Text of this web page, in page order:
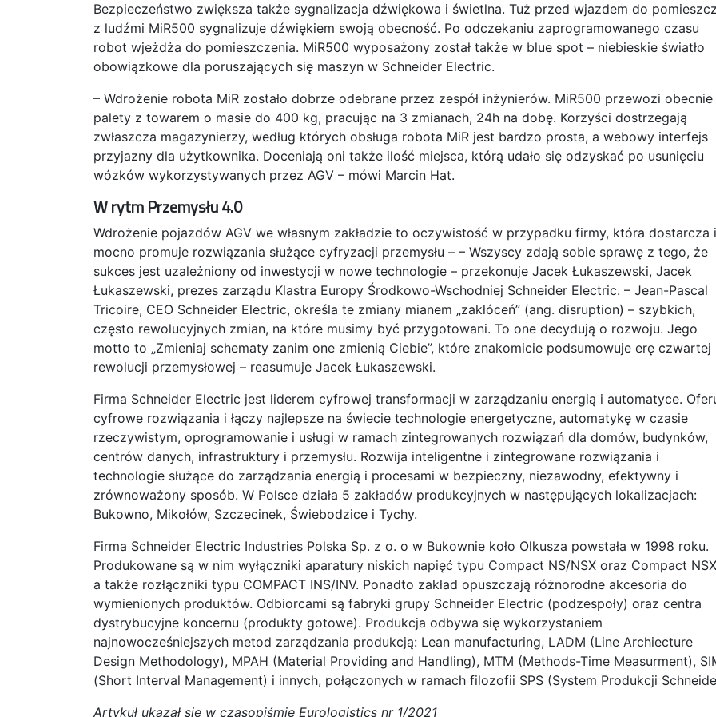
Bezpieczeństwo zwiększa także sygnalizacja dźwiękowa i świetlna. Tuż przed wjazdem do
z ludźmi MiR500 sygnalizuje dźwiękiem swoją obecność. Po odczekaniu zaprogramowanego czasu
robot wjeżdża do pomieszczenia. MiR500 wyposażony został także w blue spot – niebieskie światło
obowiązkowe dla poruszających się maszyn w Schneider Electric.
– Wdrożenie robota MiR zostało dobrze odebrane przez zespół inżynierów. MiR500 przewozi obecnie
palety z towarem o masie do 400 kg, pracując na 3 zmianach, 24h na dobę. Korzyści dostrzegają
zwłaszcza magazynierzy, według których obsługa robota MiR jest bardzo prosta, a webowy interfejs
przyjazny dla użytkownika. Doceniają oni także ilość miejsca, którą udało się odzyskać po usunięciu
wózków wykorzystywanych przez AGV – mówi Marcin Hat.
W rytm Przemysłu 4.0
Wdrożenie pojazdów AGV we własnym zakładzie to oczywistość w przypadku firmy, która dostarcza i
mocno promuje rozwiązania służące cyfryzacji przemysłu – – Wszyscy zdają sobie sprawę z tego, że
sukces jest uzależniony od inwestycji w nowe technologie – przekonuje Jacek Łukaszewski, Jacek
Łukaszewski, prezes zarządu Klastra Europy Środkowo-Wschodniej Schneider Electric. – Jean-Pascal
Tricoire, CEO Schneider Electric, określa te zmiany mianem „zakłóceń” (ang. disruption) – szybkich,
często rewolucyjnych zmian, na które musimy być przygotowani. To one decydują o rozwoju. Jego
motto to „Zmieniaj schematy zanim one zmienią Ciebie”, które znakomicie podsumowuje erę czwartej
rewolucji przemysłowej – reasumuje Jacek Łukaszewski.
Firma Schneider Electric jest liderem cyfrowej transformacji w zarządzaniu energią i automatyce.
cyfrowe rozwiązania i łączy najlepsze na świecie technologie energetyczne, automatykę w czasie
rzeczywistym, oprogramowanie i usługi w ramach zintegrowanych rozwiązań dla domów, budynków,
centrów danych, infrastruktury i przemysłu. Rozwija inteligentne i zintegrowane rozwiązania i
technologie służące do zarządzania energią i procesami w bezpieczny, niezawodny, efektywny i
zrównoważony sposób. W Polsce działa 5 zakładów produkcyjnych w następujących lokalizacjach:
Bukowno, Mikołów, Szczecinek, Świebodzice i Tychy.
Firma Schneider Electric Industries Polska Sp. z o. o w Bukownie koło Olkusza powstała w 1998 roku.
Produkowane są w nim wyłączniki aparatury niskich napięć typu Compact NS/NSX oraz Compact
a także rozłączniki typu COMPACT INS/INV. Ponadto zakład opuszczają różnorodne akcesoria do
wymienionych produktów. Odbiorcami są fabryki grupy Schneider Electric (podzespoły) oraz centra
dystrybucyjne koncernu (produkty gotowe). Produkcja odbywa się wykorzystaniem
najnowocześniejszych metod zarządzania produkcją: Lean manufacturing, LADM (Line Archiecture
Design Methodology), MPAH (Material Providing and Handling), MTM (Methods-Time Measurment),
(Short Interval Management) i innych, połączonych w ramach filozofii SPS (System Produkcji
Artykuł ukazał się w czasopiśmie Eurologistics nr 1/2021